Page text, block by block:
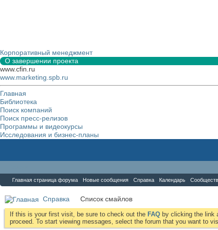
Корпоративный менеджмент
О завершении проекта
www.cfin.ru
www.marketing.spb.ru
Главная
Библиотека
Поиск компаний
Поиск пресс-релизов
Программы и видеокурсы
Исследования и бизнес-планы
Главная страница форума Новые сообщения Справка Календарь
Справка Список смайлов
If this is your first visit, be sure to check out the FAQ by clicking the link
proceed. To start viewing messages, select the forum that you want to